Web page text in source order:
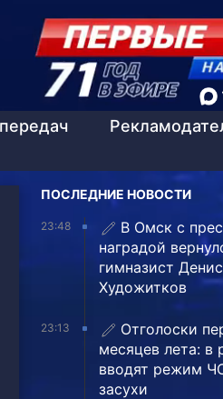
ПОСЛЕДНИЕ НОВОСТИ
23:48
В Омск с
наградой
гимназист Денис
Художитков
23:13
Отголоски
месяцев лета: в
вводят режим
засухи